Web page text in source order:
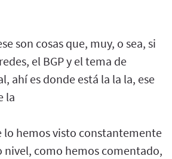
son cosas que, muy, o sea, si
el BGP y el tema de
ahí es donde está la la la, ese
la
lo hemos visto constantemente
nivel, como hemos comentado,